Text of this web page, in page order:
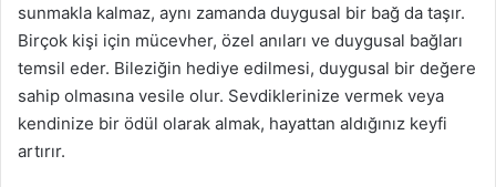
sunmakla kalmaz, aynı zamanda duygusal bir bağ da taşır.
Birçok kişi için mücevher, özel anıları ve duygusal bağları
temsil eder. Bileziğin hediye edilmesi, duygusal bir değere
sahip olmasına vesile olur. Sevdiklerinize vermek veya
kendinize bir ödül olarak almak, hayattan aldığınız keyfi
artırır.